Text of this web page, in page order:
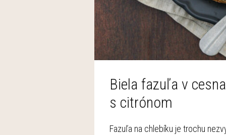
Biela fazuľa v
s citrónom
Fazuľa na chlebíku je trochu